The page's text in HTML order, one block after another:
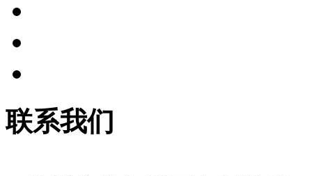
联系我们